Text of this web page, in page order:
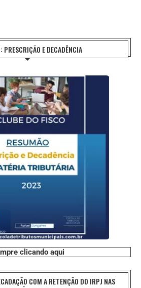
PRESCRIÇÃO E DECADÊNCIA
clicando aqui
COM A RETENÇÃO DO IRPJ NAS